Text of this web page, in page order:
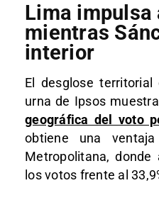
Lima impulsa
mientras
interior
El desglose
urna de Ipsos muestra
geográfica del voto
obtiene una
Metropolitana, donde
los votos frente al